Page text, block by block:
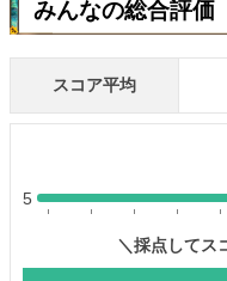
みんなの総合評価